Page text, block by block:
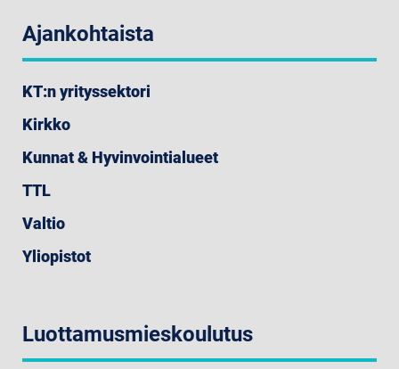
Ajankohtaista
KT:n yrityssektori
Kirkko
Kunnat & Hyvinvointialueet
TTL
Valtio
Yliopistot
Luottamusmieskoulutus